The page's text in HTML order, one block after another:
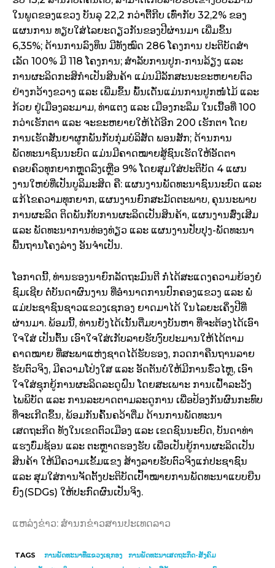
ໃນ​ພູດ​ຂອງ​ແຂວງ ບັນລຸ 22,2 ກວ່າ​ຕື້ກີບ ​ເທົ່າ​ກັບ 32,2% ຂອງ​
ແຜນການ ທຽບ​ໃສ່​ໄລຍະ​ດຽວກັນ​ຂອງ​ປີຜ່ານມາ ​ເພີ່ມ​ຂຶ້ນ
6,35%; ດ້ານ​ການ​ລົງທຶນ ມີ​ທັງໝົດ 286 ​ໂຄງການ ປະຕິບັດ​ສຳ​
ເລັດ 100% ມີ 118 ​ໂຄງການ; ສຳລັບ​ການປູກ-ການ​ລ້ຽງ ​ແລະ
ການ​ຜະລິດ​ກະສິກຳ​ເປັນ​ສິນຄ້າ ​ແມ່ນ​ມີ​ລັກສະນະ​ຂະຫຍາຍຕົວ​
ຢ່າງ​ກວ້າງຂວາງ ​ແລະ ​ເພີ່ມ​ຂຶ້ນ ພົ້ນ​ເດັ່ນ​ແມ່ນ​ການ​ປູກໜໍ່​ໄມ້ ​ແລະ
ກ້ວຍ ຢູ່​ເມືອງ​ລະ​ມາ​ມ, ທ່າ​ແຕງ ​ແລະ ​ເມືອງ​ກະລຶມ ​ໃນ​ເນື້ອທີ່ 100
ກວ່າ​ເຮັກຕາ ​ແລະ ຈະ​ຂະຫຍາຍ​ໃຫ້​ໄດ້ອີກ 200 ​ເຮັກຕາ ​ໂດຍ​
ການ​ເຮັດ​ສັນຍາ​ຜູກ​ພັນ​ກັບ​ກຸ່ມ​ບໍລິສັດ ພອນ​ສັກ; ດ້ານ​ການ​
ພັດທະນາ​ຊົນນະບົດ ​ແມ່ນ​ມີ​ຄາດໝາຍສູ້​ຊົນ​ເຮັດ​ໃຫ້​ອັດ​ຕາ​
ຄອບຄົວ​ທຸກ​ຍາກຫຼຸດລົງ​ເຫຼືອ 9% ​ໂດຍ​ສຸມ​ໃສ່​ປະຕິບັດ 4 ​ແຜນ​
ງານ​ໃຫຍ່​ທີ່​ເປັນ​ບູລິ​ມະ​ສິດ ຄື: ​ແຜນ​ງານ​ພັດທະນາ​ຊົນນະບົດ ​ແລະ
​ແກ້​ໄຂ​ຄວາມທຸກ​ຍາກ, ​ແຜນ​ງານ​ຍົກ​ສະມັດ​ຕະພາບ, ຄຸນ​ນະພາ​ບ
ການ​ຜະລິດ ຕິດ​ພັນ​ກັບ​ການ​ຜະລິດ​ເປັນ​ສິນຄ້າ, ​ແຜນ​ງານ​ສົ່ງ​ເສີມ ​
ແລະ ພັດທະນາ​ການທ່ອງທ່ຽວ ​ແລະ ​ແຜນ​ງານ​ປັບປຸງ-ພັດທະນາ​
ພື້ນຖານ​ໂຄງ​ລ່າງ ອັນ​ຈຳ​ເປັນ.
​​ໂອກາດ​ນີ້, ທ່ານ​ຮອງ​ນາຍົກລັດຖະມົນຕີ ກໍ່​ໄດ້​ສະ​ແດງ​ຄວາມ​ຍ້ອງຍໍ​
ຊົມ​ເຊີຍ ຕໍ່ບັນດາ​ຜົນງານ ທີ່​ອຳນາດ​ການ​ປົກຄອງ​ແຂວງ ​ແລະ ພໍ່​
ແມ່​ປະຊາຊົນ​ຊາວ​ແຂວງ​ເຊ​ກອງ​ ຍາດ​ມາ​ໄດ້ ​ໃນ​ໄລຍະ​ເຄິ່ງປີ​ທີ່​
ຜ່ານ​ມາ. ພ້ອມ​ນີ້, ທ່ານ​ຍັງ​ໄດ້​ເນັ້ນ​ຕື່ມ​ບາງ​ບັນຫາ ທີ່​ຈະ​ຕ້ອງ​ໄດ້​ເອົາ​
ໃຈ​ໃສ່ ​ເປັນຕົ້ນ ​ເອົາ​ໃຈ​ໃສ່​ເກັບ​ລາຍ​ຮັບ​ງົບປະມານ​​ໃຫ້​ໄດ້​ຕາມ​
ຄາດໝາຍ ທີ່​ສະພາ​ແຫ່ງ​ຊາດ​ໄດ້​ຮັບຮອງ, ກວດກາ​ຄືນ​ຖານ​ລາຍ​
ຮັບ​ຕົວ​ຈິງ, ມີ​ຄວາມ​ໂປ່​ງ​ໃສ ​ແລະ ອັດ​ຕັນ​ບໍ່​ໃຫ້​ມີ​ການ​ຮົ່ວ​ໄຫຼ, ​ເອົາ​
ໃຈ​ໃສ່​ຊຸກຍູ້​ການ​ຜະລິດ​ລະດູ​ຝົນ ​ໂດຍ​ສະ​ເພາະ ການ​ເຝົ້າລະວັງ​
ໄພພິບັດ ​ແລະ ການລະບາດ​ຕາມ​ລະດູ​ການ ​ເພື່ອ​ປ້ອງ​ກັນ​ຜົນ​ກະທົບ​
ທີ່​ຈະ​ເກີດ​ຂຶ້ນ, ພ້ອມ​ກັນ​ຄົ້ນຄວ້າ​ຕື່ມ​ ດ້ານ​ການ​ພັດທະນາ​
ເສດຖະກິດ ​ທັງ​ໃນ​ເຂດ​ຕົວ​ເມືອງ ​ແລະ ​ເຂດ​ຊົນນະບົດ, ບັນດາ​ທ່າ​
ແຮງ​ບົ່ມ​ຊ້ອນ ​ແລະ ຕະຫຼາດຮອງ​ຮັບ ​ເພື່ອ​ເປັນ​ຍູ້​ການ​ຜະລິດ​ເປັນ​
ສິນຄ້າ ​ໃຫ້​ມີ​ຄວາມ​ເຂັ້ມ​ແຂງ ​ສ້າງ​ລາຍ​ຮັບ​ຕົວ​ຈິງ​ແກ່​ປະຊາຊົນ ​
ແລະ ​ສຸມ​ໃສ່​ການຈັດຕັ້ງປະຕິບັດເປົ້າໝາຍການ​ພັດທະນາ​ແບບ​ຍືນ​
ຍົງ(SDGs) ​ໃຫ້​ປະກົດ​ຜົນ​ເປັນຈິງ.
ແຫລ່ງຂ່າວ: ສຳນກຂ່າວສານປະເທດລາວ
TAGS ການ​ພັດທະນາທີ່​ແຂວງ​ເຊ​ກອງ
ການ​ພັດທະນາ​ເສດ​ຖະກິດ-ສັງຄົມ